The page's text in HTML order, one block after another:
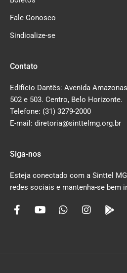
Fale Conosco
Sindicalize-se
Contato
Edifício Dantês: Avenida
502 e 503. Centro, Belo Horizonte.
Telefone: (31) 3279-2000
E-mail: diretoria@sinttelmg.org.br
Siga-nos
Esteja conectado com a Sinttel
redes sociais e mantenha-se bem